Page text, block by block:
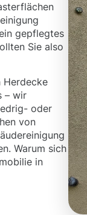
gepflegtes
Sie also
Herdecke
– wir
oder
von
Warum sich
in